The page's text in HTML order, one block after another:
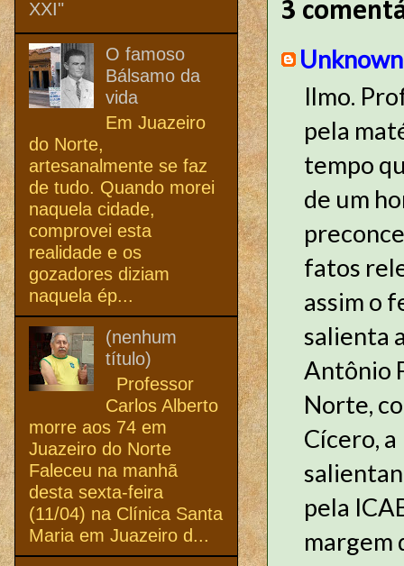
3
Unknown
Ilmo.
pela
tempo
de um
fatos
assim o
salienta
Antônio
Norte,
Cícero,
pela
margem
XXI"
O famoso
Bálsamo da
vida
Em Juazeiro
do Norte,
artesanalmente se faz
de tudo. Quando morei
naquela cidade,
comprovei esta
realidade e os
gozadores diziam
naquela ép...
(nenhum
título)
Professor
Carlos Alberto
morre aos 74 em
Juazeiro do Norte
Faleceu na manhã
desta sexta-feira
(11/04) na Clínica Santa
Maria em Juazeiro d...